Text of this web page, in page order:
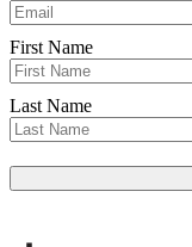
First Name
Last Name